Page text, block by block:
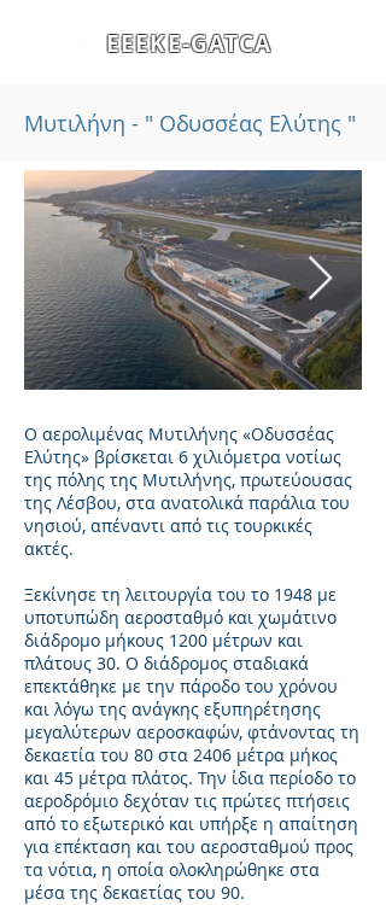
ΕΕΕΚΕ-GATCA
Μυτιλήνη - " Οδυσσέας Ελύτης "
Ο αερολιμένας Μυτιλήνης «Οδυσσέας
Ελύτης» βρίσκεται 6 χιλιόμετρα νοτίως
της πόλης της Μυτιλήνης, πρωτεύουσας
της Λέσβου, στα ανατολικά παράλια του
νησιού, απέναντι από τις τουρκικές
ακτές.
Ξεκίνησε τη λειτουργία του το 1948 με
υποτυπώδη αεροσταθμό και χωμάτινο
διάδρομο μήκους 1200 μέτρων και
πλάτους 30. Ο διάδρομος σταδιακά
επεκτάθηκε με την πάροδο του χρόνου
και λόγω της ανάγκης εξυπηρέτησης
μεγαλύτερων αεροσκαφών, φτάνοντας τη
δεκαετία του 80 στα 2406 μέτρα μήκος
και 45 μέτρα πλάτος. Την ίδια περίοδο το
αεροδρόμιο δεχόταν τις πρώτες πτήσεις
από το εξωτερικό και υπήρξε η απαίτηση
για επέκταση και του αεροσταθμού προς
τα νότια, η οποία ολοκληρώθηκε στα
μέσα της δεκαετίας του 90.